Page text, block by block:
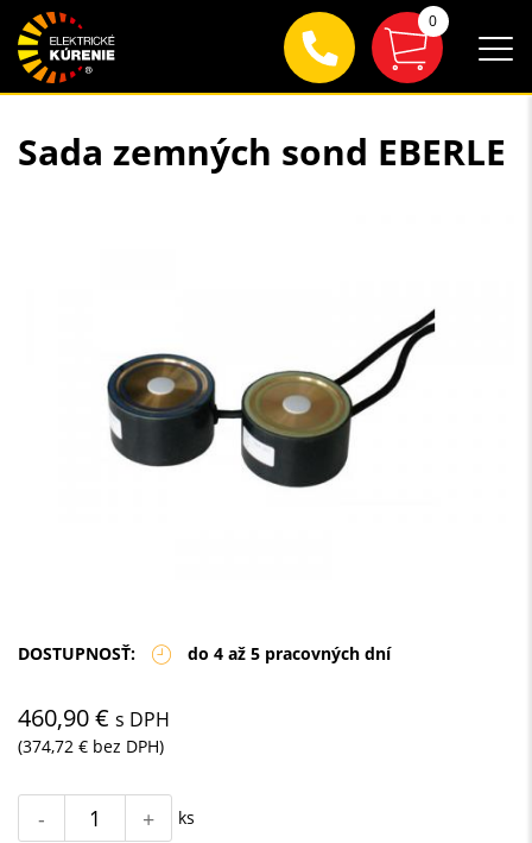
Sada zemných sond EBERLE
DOSTUPNOSŤ: do 4 až 5 pracovných dní
460,90 € s DPH
(374,72 € bez DPH)
- + ks
0